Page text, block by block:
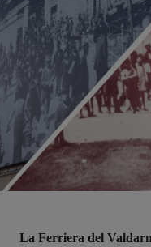
La Ferriera del